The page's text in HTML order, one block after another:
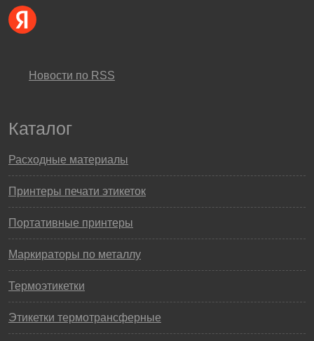
Новости по RSS
Каталог
Расходные материалы
Принтеры печати этикеток
Портативные принтеры
Маркираторы по металлу
Термоэтикетки
Этикетки термотрансферные